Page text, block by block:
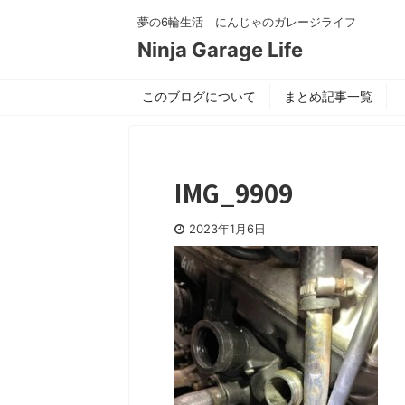
夢の6輪生活 にんじゃのガレージライフ
Ninja Garage Life
このブログについて まとめ記事一覧
IMG_9909
2023年1月6日